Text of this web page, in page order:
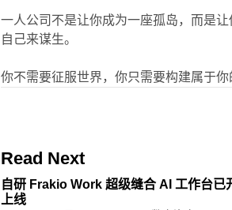
一人公司不是让你成为一座孤岛，而是
自己来谋生。
你不需要征服世界，你只需要构建属于你
Read Next
自研 Frakio Work 超级缝合 AI 工作台已
上线